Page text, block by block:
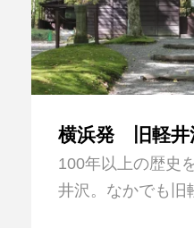
横浜発 旧軽井
100年以上の歴史
井沢。なかでも